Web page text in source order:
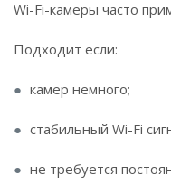
Wi-Fi-камеры часто
Подходит если:
камер немного;
стабильный Wi-Fi
не требуется